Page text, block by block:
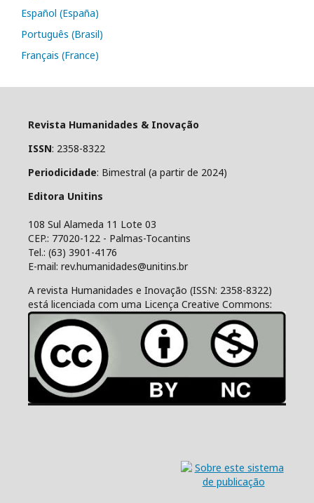
Español (España)
Português (Brasil)
Français (France)
Revista Humanidades & Inovação
ISSN: 2358-8322
Periodicidade: Bimestral (a partir de 2024)
Editora Unitins
108 Sul Alameda 11 Lote 03
CEP.: 77020-122 - Palmas-Tocantins
Tel.: (63) 3901-4176
E-mail: rev.humanidades@unitins.br
A revista Humanidades e Inovação (ISSN: 2358-8322)
está licenciada com uma Licença Creative Commons: